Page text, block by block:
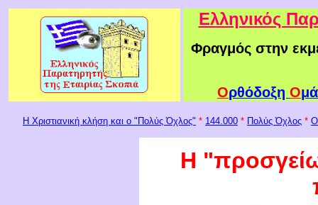
Ελληνικός
Φραγμός στην
Ορθόδοξη Ο
Η Χριστιανική κλήση και ο "Πολύς Όχλος" * 144.000 * Πολύς Όχλος *
Η